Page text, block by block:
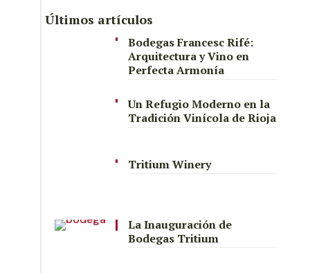
Últimos artículos
Bodegas Francesc Rifé:
Arquitectura y Vino en
Perfecta Armonía
Un Refugio Moderno en la
Tradición Vinícola de Rioja
Tritium Winery
La Inauguración de
Bodegas Tritium